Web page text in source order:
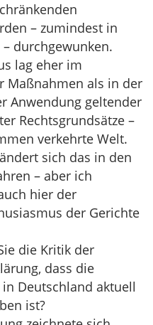
– zumindest in
durchgewunken.
lag eher im
Maßnahmen als in der
Anwendung geltender
Rechtsgrundsätze –
verkehrte Welt.
sich das in den
– aber ich
hier der
der Gerichte
die Kritik der
dass die
Deutschland aktuell
ist?